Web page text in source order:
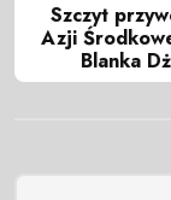
Szczyt
Azji
Blanka